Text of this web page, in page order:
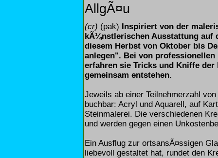
AllgÃ¤u
(cr) (pak) Inspiriert von der
kÃ¼nstlerischen Ausstattung auf
diesem Herbst von Oktober bis
anlegen". Bei von
erfahren sie Tricks und Kniffe der
gemeinsam entstehen.
Jeweils ab einer Teilnehmerzahl
buchbar: Acryl und Aquarell, auf
Steinmalerei. Die verschiedenen
und werden gegen einen
Ein Ausflug zur ortsansÃ¤ssigen
liebevoll gestaltet hat, rundet den